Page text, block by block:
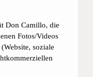
Don Camillo, die
Fotos/Videos
soziale